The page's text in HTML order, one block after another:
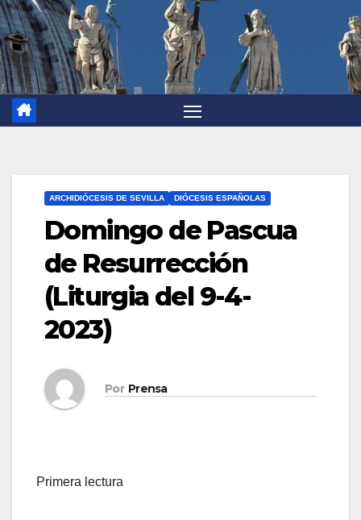
ARCHIDIÓCESIS DE SEVILLA DIÓCESIS ESPAÑOLAS
Domingo de Pascua
de Resurrección
(Liturgia del 9-4-
2023)
Por Prensa
Primera lectura